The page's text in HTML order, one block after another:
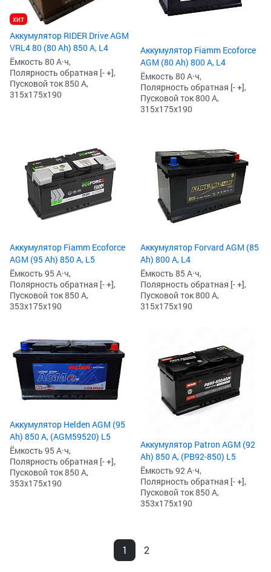
хит
Аккумулятор RIDER Drive AGM
VRL4 80 (80 Ah) 850 А, L4
Ёмкость 80 А·ч,
Полярность обратная [- +],
Пусковой ток 850 А,
315x175x190
Аккумулятор Fiamm Ecoforce
AGM (80 Ah) 800 А, L4
Ёмкость 80 А·ч,
Полярность обратная [- +],
Пусковой ток 800 А,
315x175x190
Аккумулятор Fiamm Ecoforce
AGM (95 Ah) 850 A, L5
Ёмкость 95 А·ч,
Полярность обратная [- +],
Пусковой ток 850 А,
353x175x190
Аккумулятор Forvard AGM (85
Ah) 800 А, L4
Ёмкость 85 А·ч,
Полярность обратная [- +],
Пусковой ток 800 А,
315x175x190
Аккумулятор Helden AGM (95
Ah) 850 А, (AGM59520) L5
Ёмкость 95 А·ч,
Полярность обратная [- +],
Пусковой ток 850 А,
353x175x190
Аккумулятор Patron AGM (92
Ah) 850 А, (PB92-850) L5
Ёмкость 92 А·ч,
Полярность обратная [- +],
Пусковой ток 850 А,
353x175x190
1 2